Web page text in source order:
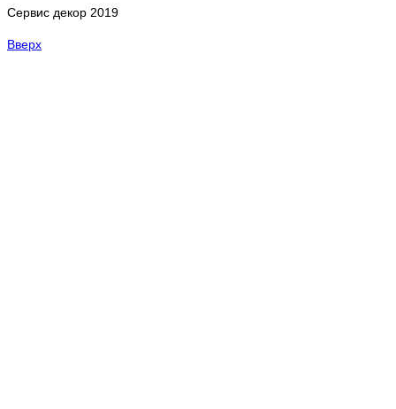
Сервис декор 2019
Вверх